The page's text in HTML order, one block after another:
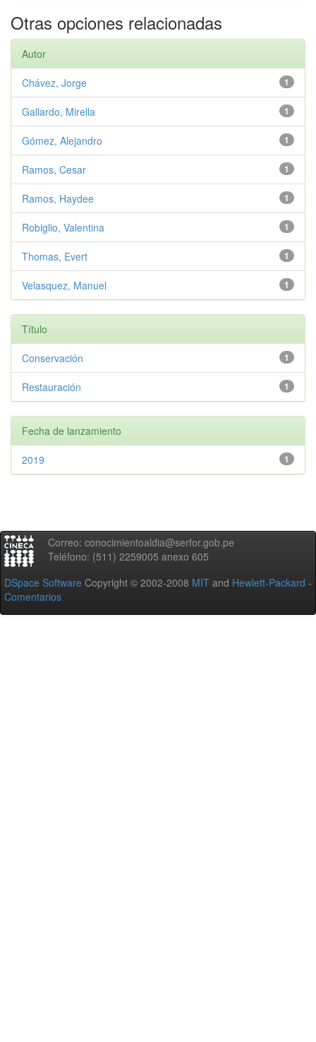
Otras opciones relacionadas
Autor
1
Chávez, Jorge
1
Gallardo, Mirella
1
Gómez, Alejandro
1
Ramos, Cesar
1
Ramos, Haydee
1
Robiglio, Valentina
1
Thomas, Evert
1
Velasquez, Manuel
Título
1
Conservación
1
Restauración
Fecha de lanzamiento
1
2019
Correo: conocimientoaldia@serfor.gob.pe
Teléfono: (511) 2259005 anexo 605
DSpace Software Copyright © 2002-2008 MIT and Hewlett-Packard -
Comentarios